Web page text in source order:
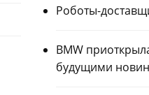
Роботы-
BMW
будущими